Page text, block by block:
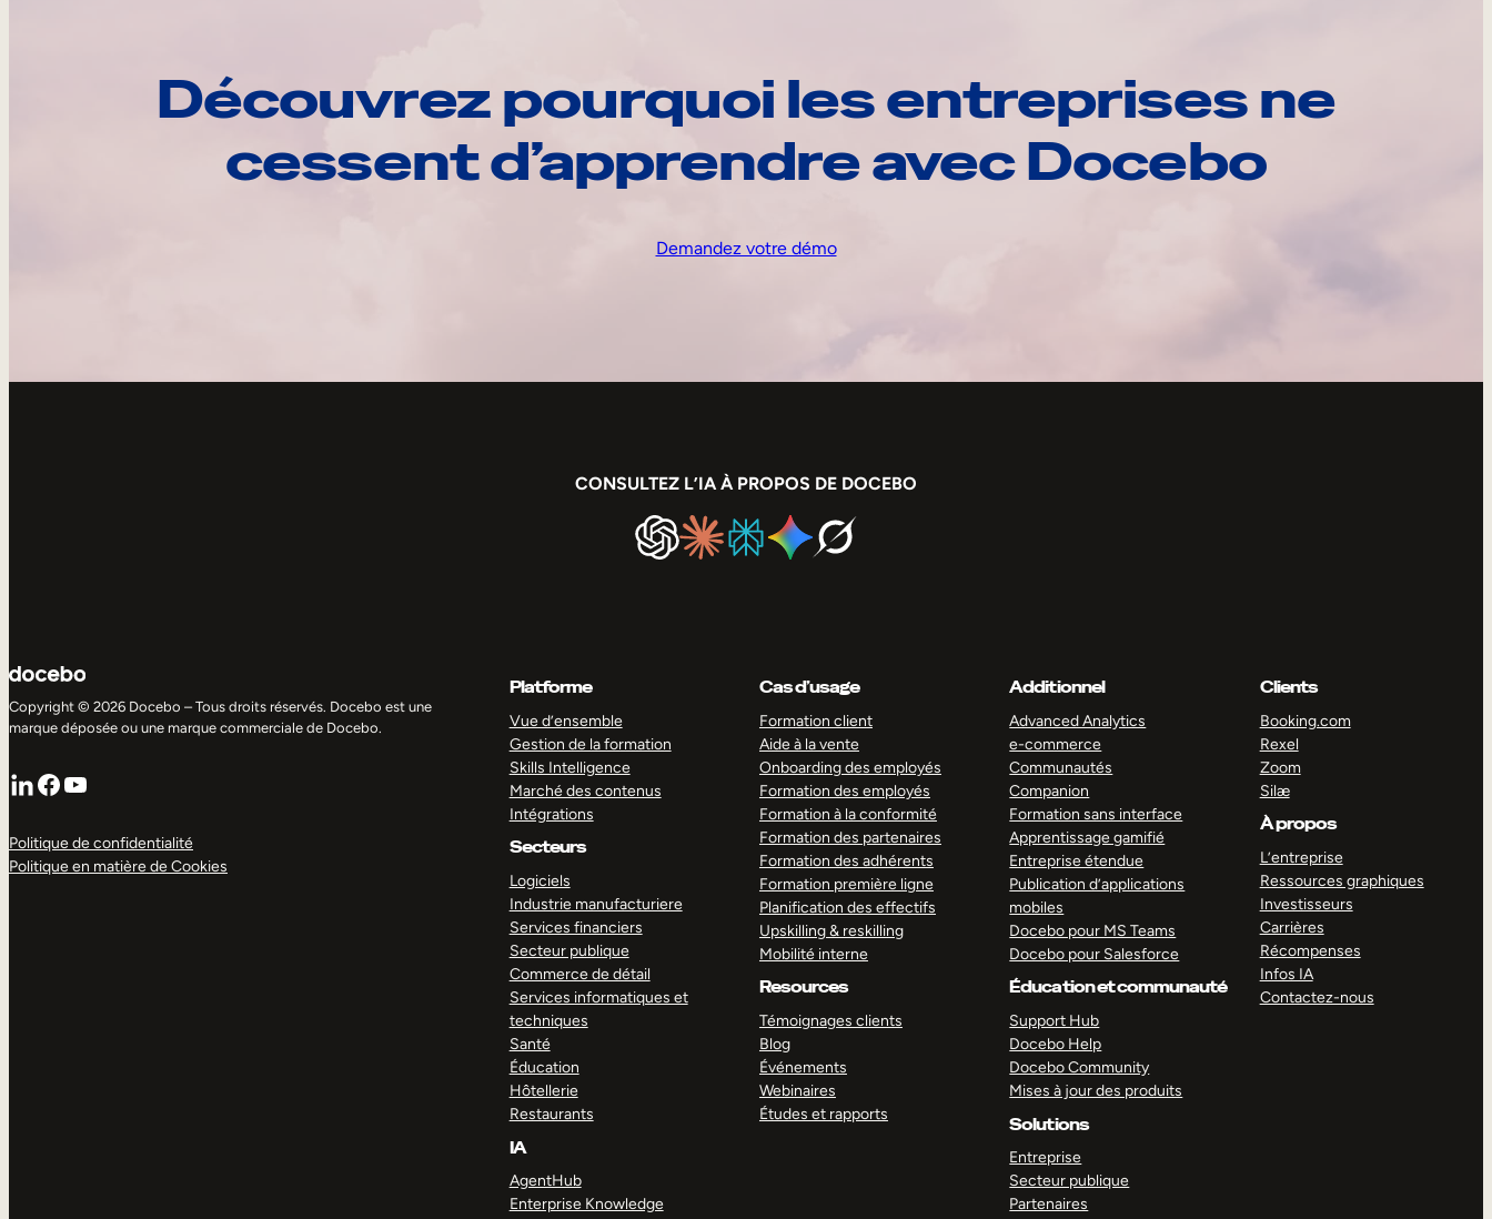
Découvrez pourquoi les entreprises ne
cessent d’apprendre avec Docebo
Demandez votre démo
CONSULTEZ L’IA À PROPOS DE DOCEBO
Copyright © 2026 Docebo – Tous droits réservés. Docebo est une
marque déposée ou une marque commerciale de Docebo.
LinkedIn
Facebook
YouTube
Politique de confidentialité
Politique en matière de Cookies
Platforme
Vue d’ensemble
Gestion de la formation
Skills Intelligence
Marché des contenus
Intégrations
Secteurs
Logiciels
Industrie manufacturiere
Services financiers
Secteur publique
Commerce de détail
Services informatiques et
techniques
Santé
Éducation
Hôtellerie
Restaurants
IA
AgentHub
Enterprise Knowledge
Cas d’usage
Formation client
Aide à la vente
Onboarding des employés
Formation des employés
Formation à la conformité
Formation des partenaires
Formation des adhérents
Formation première ligne
Planification des effectifs
Upskilling & reskilling
Mobilité interne
Resources
Témoignages clients
Blog
Événements
Webinaires
Études et rapports
Additionnel
Advanced Analytics
e-commerce
Communautés
Companion
Formation sans interface
Apprentissage gamifié
Entreprise étendue
Publication d’applications
mobiles
Docebo pour MS Teams
Docebo pour Salesforce
Éducation et communauté
Support Hub
Docebo Help
Docebo Community
Mises à jour des produits
Solutions
Entreprise
Secteur publique
Partenaires
Clients
Booking.com
Rexel
Zoom
Silæ
À propos
L’entreprise
Ressources graphiques
Investisseurs
Carrières
Récompenses
Infos IA
Contactez-nous